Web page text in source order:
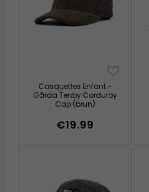
Casquettes Enfant -
Gårda Tenby Corduroy
Cap (brun)
€19.99